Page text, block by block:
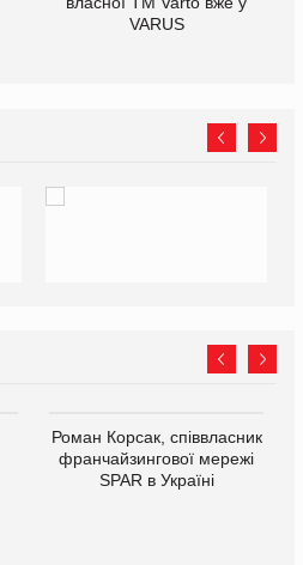
VARUS
Роман Корсак, співвласник
франчайзингової мережі
SPAR в Україні